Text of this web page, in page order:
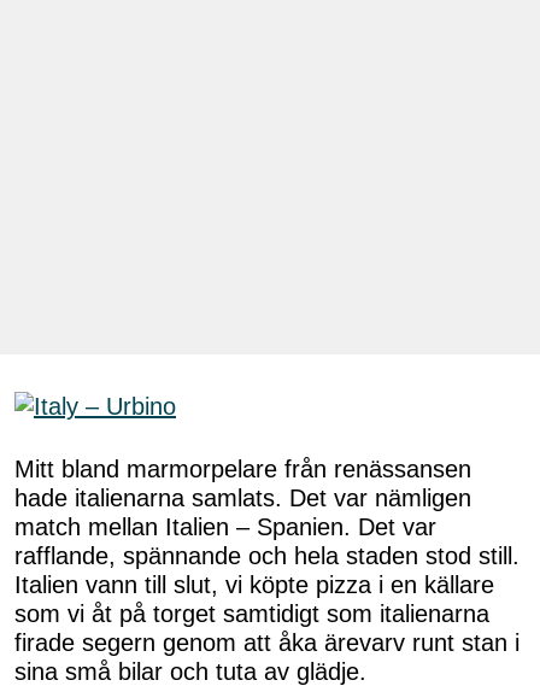
Mitt bland marmorpelare från renässansen
hade italienarna samlats. Det var nämligen
match mellan Italien – Spanien. Det var
rafflande, spännande och hela staden stod still.
Italien vann till slut, vi köpte pizza i en källare
som vi åt på torget samtidigt som italienarna
firade segern genom att åka ärevarv runt stan i
sina små bilar och tuta av glädje.